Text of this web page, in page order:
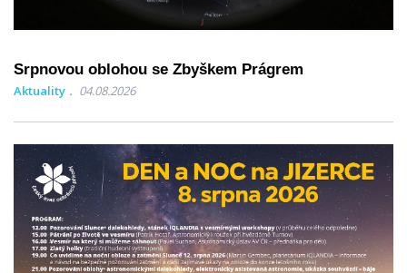
Srpnovou oblohou se Zbyškem Prágrem
Aktuality 04.08.2026